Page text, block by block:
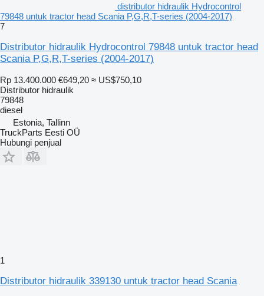
distributor hidraulik Hydrocontrol
79848 untuk tractor head Scania P,G,R,T-series (2004-2017)
7
Distributor hidraulik Hydrocontrol 79848 untuk tractor head
Scania P,G,R,T-series (2004-2017)
Rp 13.400.000 €649,20 ≈ US$750,10
Distributor hidraulik
79848
diesel
Estonia, Tallinn
TruckParts Eesti OÜ
Hubungi penjual
1
Distributor hidraulik 339130 untuk tractor head Scania